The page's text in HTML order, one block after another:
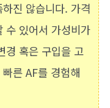
진 않습니다. 가격
수 있어서 가성비가
경 혹은 구입을 고
른 AF를 경험해